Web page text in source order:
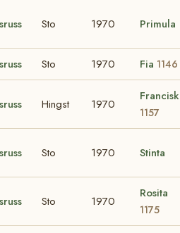
Sto 1970 Primula
Sto 1970 Fia 1146
Hingst 1970
1157
Sto 1970 Stinta
Sto 1970
Rosita
1175